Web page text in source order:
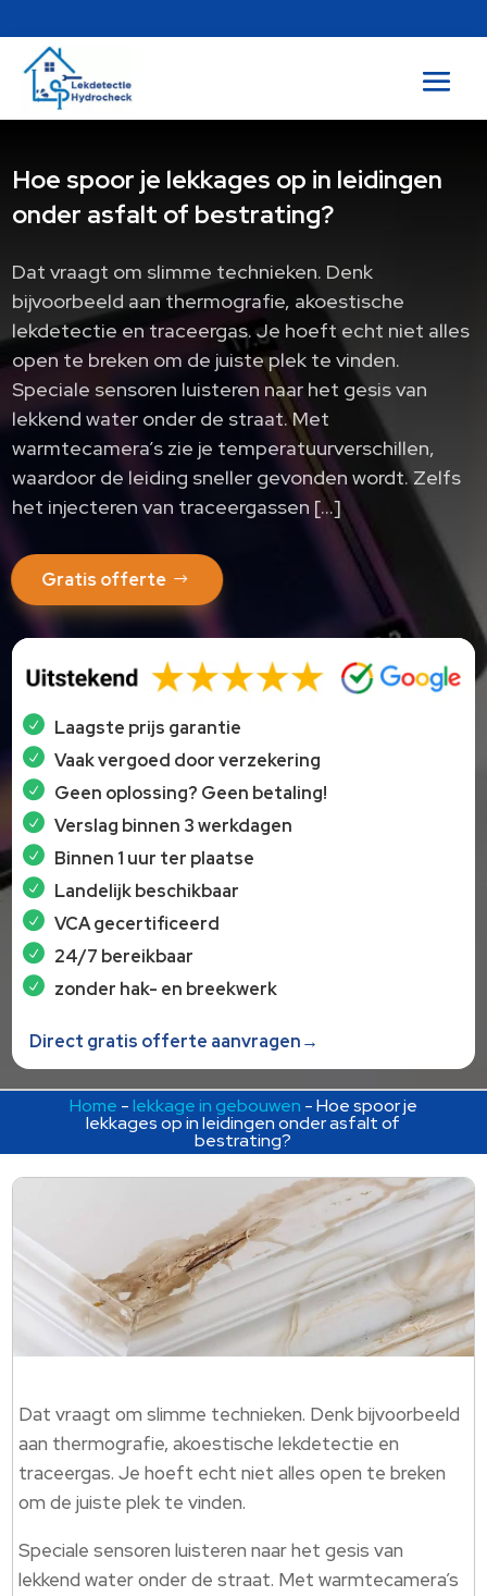
Hoe spoor je lekkages op in leidingen
onder asfalt of bestrating?
Dat vraagt om slimme technieken. Denk
bijvoorbeeld aan thermografie, akoestische
lekdetectie en traceergas. Je hoeft echt niet alles
open te breken om de juiste plek te vinden.
Speciale sensoren luisteren naar het gesis van
lekkend water onder de straat. Met
warmtecamera’s zie je temperatuurverschillen,
waardoor de leiding sneller gevonden wordt. Zelfs
het injecteren van traceergassen […]
Gratis offerte
Laagste prijs garantie
Vaak vergoed door verzekering
Geen oplossing? Geen betaling!
Verslag binnen 3 werkdagen
Binnen 1 uur ter plaatse
Landelijk beschikbaar
VCA gecertificeerd
24/7 bereikbaar
zonder hak- en breekwerk
Direct gratis offerte aanvragen→
Home -lekkage in gebouwen -Hoe spoor je
lekkages op in leidingen onder asfalt of
bestrating?
Dat vraagt om slimme technieken. Denk bijvoorbeeld
aan thermografie, akoestische lekdetectie en
traceergas. Je hoeft echt niet alles open te breken
om de juiste plek te vinden.
Speciale sensoren luisteren naar het gesis van
lekkend water onder de straat. Met warmtecamera’s